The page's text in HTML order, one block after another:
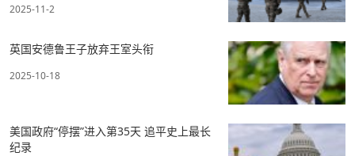
2025-11-2
英国安德鲁王子放弃王室头衔
2025-10-18
美国政府“停摆”进入第35天 追平史上最长
纪录